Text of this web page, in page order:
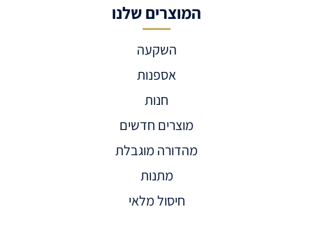
המוצרים שלנו
השקעה
אספנות
חנות
מוצרים חדשים
מהדורה מוגבלת
מתנות
חיסול מלאי